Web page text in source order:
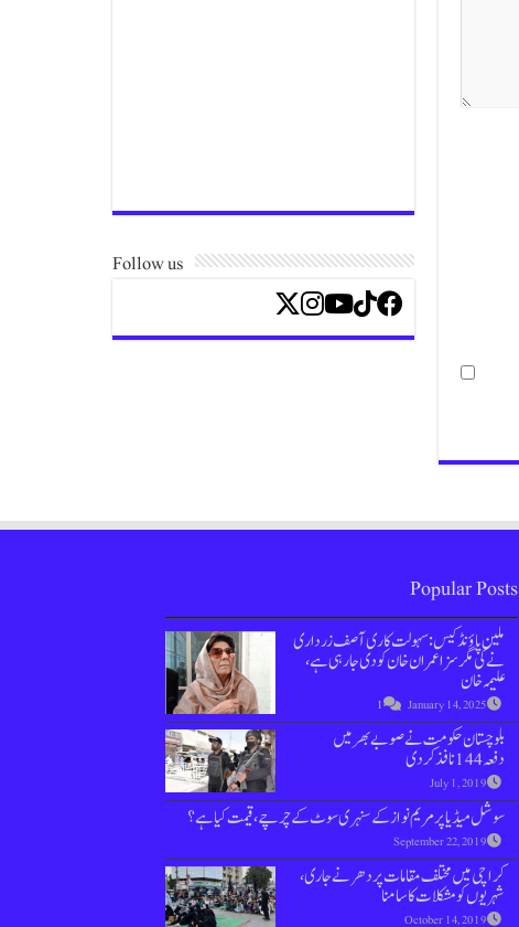
Follow us
Popular Posts
ملین پاؤنڈ کیس : سہولت کاری آصف زرداری
نے کی مگر سزا عمران خان کو دی جارہی ہے،
علیمہ خان
January 14, 2025
1
بلوچستان حکومت نے صوبے بھر میں
دفعہ 144 نافذ کردی
July 1, 2019
سوشل میڈیا پر مریم نواز کے سنہری سوٹ کے چرچے، قیمت کیا ہے؟
September 22, 2019
کراچی میں مختلف مقامات پر دھرنے جاری،
شہریوں کو مشکلات کا سامنا
October 14, 2019